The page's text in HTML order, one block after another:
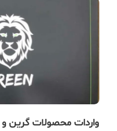
واردات محصولات گرین و پرودو